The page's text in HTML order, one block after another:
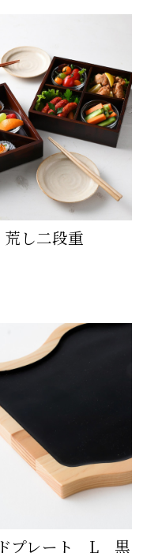
し二段重
プレート L 黒